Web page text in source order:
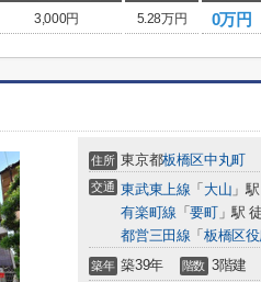
3,000円 5.28万円 0万円
住所 東京都板橋区中丸町
交通 東武東上線 「 大山 」
有楽町線 「要町」駅
都営三田線 「 板橋区
築年 築39年 階数 3階建